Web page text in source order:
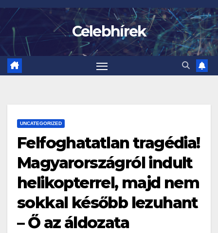
Skip
content
Celebhírek
UNCATEGORIZED
Felfoghatatlan tragédia!
Magyarországról indult
helikopterrel, majd nem
sokkal később lezuhant
– Ő az áldozata